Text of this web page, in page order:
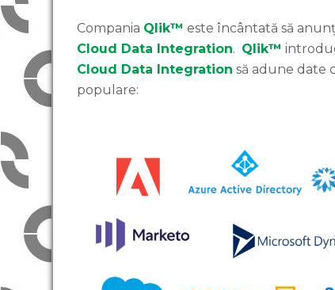
Compania Qlik™ este încântată să
Cloud Data Integration. Qlik™
Cloud Data Integration să adune date
populare: